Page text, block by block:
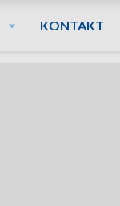
KONTAKT